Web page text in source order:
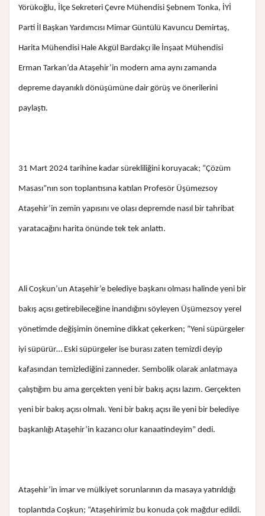
Yörükoğlu, İlçe Sekreteri Çevre Mühendisi Şebnem Tonka, İYİ
Parti İl Başkan Yardımcısı Mimar Güntülü Kavuncu Demirtaş,
Harita Mühendisi Hale Akgül Bardakçı ile İnşaat Mühendisi
Erman Tarkan’da Ataşehir’in modern ama aynı zamanda
depreme dayanıklı dönüşümüne dair görüş ve önerilerini
paylaştı.
31 Mart 2024 tarihine kadar sürekliliğini koruyacak; ”Çözüm
Masası”nın son toplantısına katılan Profesör Üşümezsoy
Ataşehir’in zemin yapısını ve olası depremde nasıl bir tahribat
yaratacağını harita önünde tek tek anlattı.
Ali Coşkun’un Ataşehir’e belediye başkanı olması halinde yeni bir
bakış açısı getirebileceğine inandığını söyleyen Üşümezsoy yerel
yönetimde değişimin önemine dikkat çekerken; ”Yeni süpürgeler
iyi süpürür… Eski süpürgeler ise burası zaten temizdi deyip
kafasından temizlediğini zanneder. Sembolik olarak anlatmaya
çalıştığım bu ama gerçekten yeni bir bakış açısı lazım. Gerçekten
yeni bir bakış açısı olmalı. Yeni bir bakış açısı ile yeni bir belediye
başkanlığı Ataşehir’in kazancı olur kanaatindeyim” dedi.
Ataşehir’in imar ve mülkiyet sorunlarının da masaya yatırıldığı
toplantıda Coşkun; “Ataşehirimiz bu konuda çok mağdur edildi.